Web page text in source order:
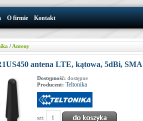
O firmie Kontakt
/ Anteny
antena LTE, kątowa, 5dBi, SMA
Dostępność: dostępne
Producent: Teltonika
szt: